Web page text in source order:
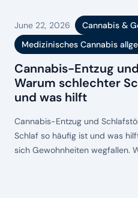
June 22, 2026 Cannabis &
Medizinisches Cannabis
Cannabis-Entzug
Warum schlechter
und was hilft
Cannabis-Entzug und
Schlaf so häufig ist und was
sich Gewohnheiten wegfallen.